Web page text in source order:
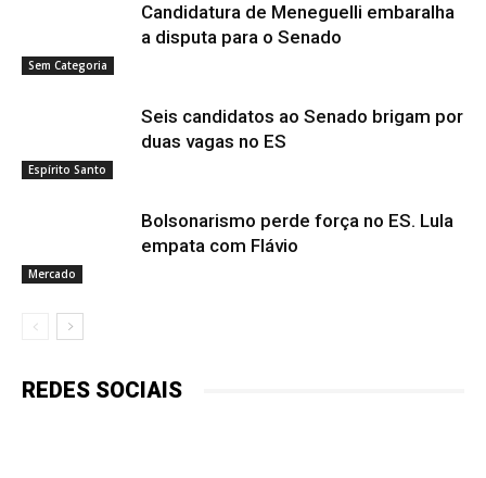
Sem Categoria
Candidatura de Meneguelli embaralha
a disputa para o Senado
Espírito Santo
Seis candidatos ao Senado brigam por
duas vagas no ES
Mercado
Bolsonarismo perde força no ES. Lula
empata com Flávio
REDES SOCIAIS